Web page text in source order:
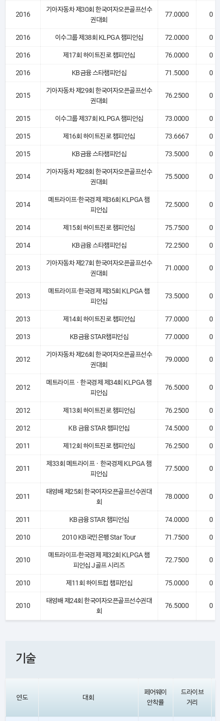
2016
기아자동차 제30회 한국여자오픈골프선수
권대회
77.0000 0
2016 이수그룹 제38회 KLPGA 챔피언십 72.0000 0
2016 제17회 하이트진로 챔피언십 76.0000 0
2016 KB금융 스타챔피언십 71.5000 0
2015
기아자동차 제29회 한국여자오픈골프선수
권대회
76.2500 0
2015 이수그룹 제37회 KLPGA 챔피언십 73.0000 0
2015 제16회 하이트진로 챔피언십 73.6667 0
2015 KB금융 스타챔피언십 73.5000 0
2014
기아자동차 제28회 한국여자오픈골프선수
권대회
75.5000 0
2014
메트라이프·한국경제 제36회 KLPGA 챔
피언십
72.5000 0
2014 제15회 하이트진로 챔피언십 75.7500 0
2014 KB금융 스타챔피언십 72.2500 0
2013
기아자동차 제27회 한국여자오픈골프선수
권대회
71.0000 0
2013
메트라이프·한국경제 제35회 KLPGA 챔
피언십
73.5000 0
2013 제14회 하이트진로 챔피언십 77.0000 0
2013 KB금융 STAR챔피언십 77.0000 0
2012
기아자동차 제26회 한국여자오픈골프선수
권대회
79.0000 0
2012
메트라이프ㆍ한국경제 제34회 KLPGA 챔
피언십
76.5000 0
2012 제13회 하이트진로 챔피언십 76.2500 0
2012 KB 금융 STAR 챔피언십 74.5000 0
2011 제12회 하이트진로 챔피언십 76.2500 0
2011
제33회 메트라이프ㆍ한국경제 KLPGA 챔
피언십
77.5000 0
2011
태영배 제25회 한국여자오픈골프선수권대
회
78.0000 0
2011 KB금융 STAR 챔피언십 74.0000 0
2010 2010 KB국민은행 Star Tour 71.7500 0
2010
메트라이프-한국경제 제32회 KLPGA 챔
피언십 J골프 시리즈
72.7500 0
2010 제11회 하이트컵 챔피언십 75.0000 0
2010
태영배 제24회 한국여자오픈골프선수권대
회
76.5000 0
기술
연도 대회
페어웨이
안착률
드라이브
거리